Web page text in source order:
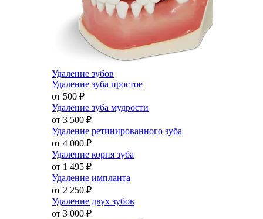
Удаление зубов
Удаление зуба простое
от 500 ₽
Удаление зуба мудрости
от 3 500 ₽
Удаление ретинированного зуба
от 4 000 ₽
Удаление корня зуба
от 1 495 ₽
Удаление импланта
от 2 250 ₽
Удаление двух зубов
от 3 000 ₽